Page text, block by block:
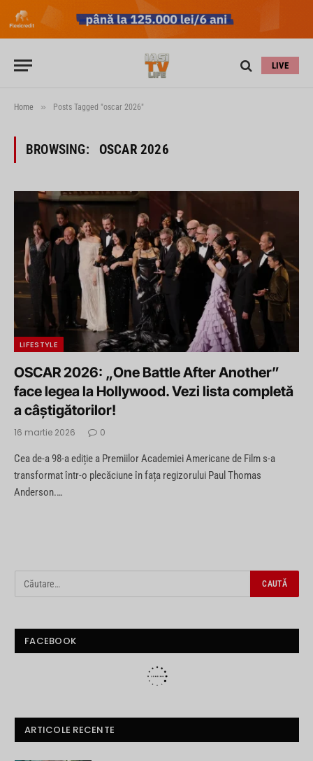
LIVE
Home » Posts Tagged "oscar 2026"
BROWSING: OSCAR 2026
LIFESTYLE
OSCAR 2026: „One Battle After Another”
face legea la Hollywood. Vezi lista completă
a câștigătorilor!
16 martie 2026 0
Cea de-a 98-a ediție a Premiilor Academiei Americane de Film s-a
transformat într-o plecăciune în fața regizorului Paul Thomas
Anderson.…
FACEBOOK
ARTICOLE RECENTE